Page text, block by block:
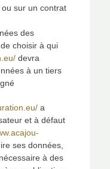
sur un contrat
des
choisir à qui
devra
à un tiers
a
et à défaut
ses données,
à des